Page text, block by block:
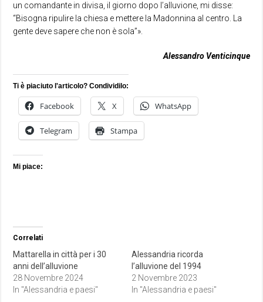
un comandante in divisa, il giorno dopo l’alluvione, mi disse:
“Bisogna ripulire la chiesa e mettere la Madonnina al centro. La
gente deve sapere che non è sola”».
Alessandro Venticinque
Ti è piaciuto l'articolo? Condividilo:
Facebook X WhatsApp
Telegram Stampa
Mi piace:
Correlati
Mattarella in città per i 30
anni dell’alluvione
28 Novembre 2024
In "Alessandria e paesi"
Alessandria ricorda
l’alluvione del 1994
2 Novembre 2023
In "Alessandria e paesi"